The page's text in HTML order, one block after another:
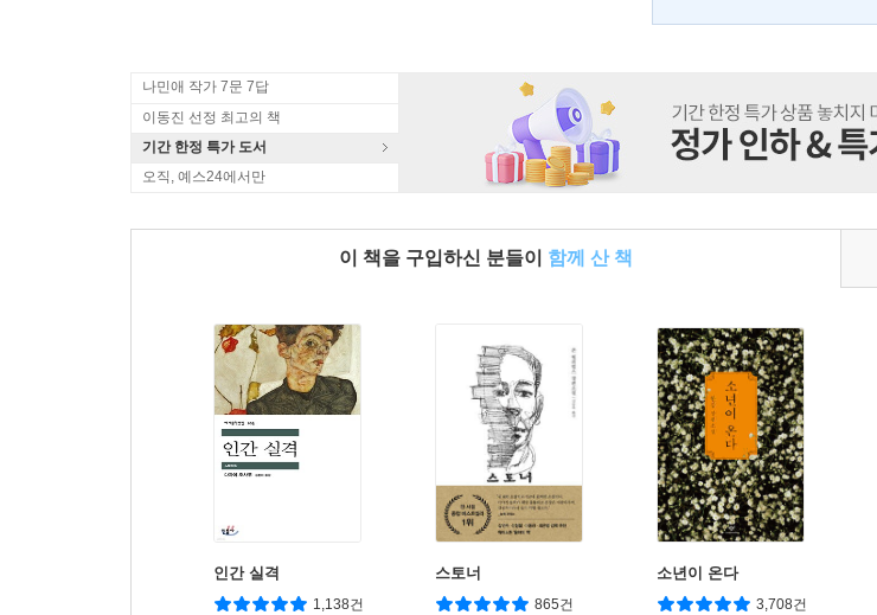
나민애 작가 7문 7답
이동진 선정 최고의 책
기간 한정 특가 도서
오직, 예스24에서만
이 책을 구입하신 분들이 함께 산 책
인간 실격
1,138건
스토너
865건
소년이 온다
3,708건